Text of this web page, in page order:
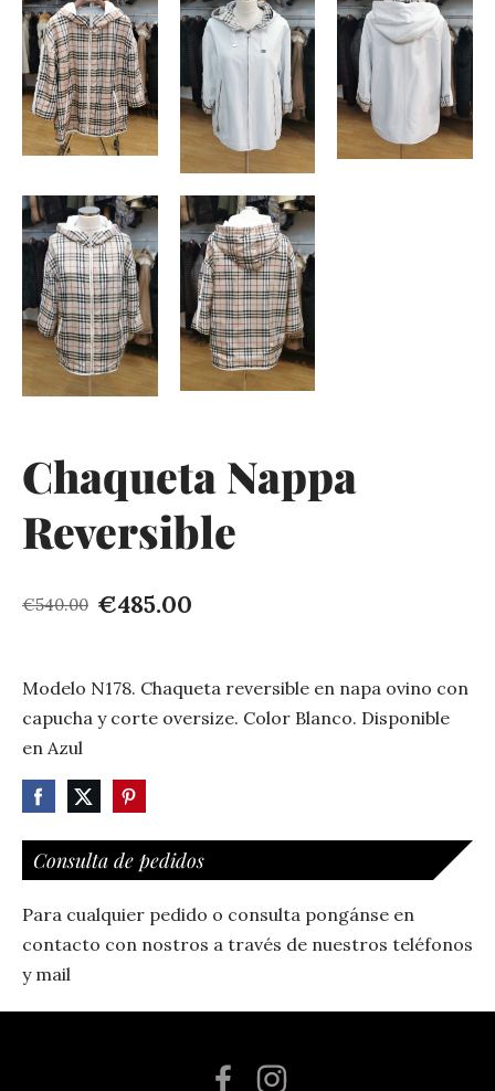
Consulta de pedidos
Para cualquier pedido o consulta pongánse en
contacto con nostros a través de nuestros teléfonos
y mail
Chaqueta Nappa
Reversible
€540.00 €485.00
Modelo N178. Chaqueta reversible en napa ovino con
capucha y corte oversize. Color Blanco. Disponible
en Azul